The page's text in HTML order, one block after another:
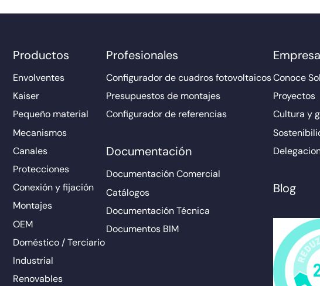
Productos
Envolventes
Kaiser
Pequeño material
Mecanismos
Canales
Protecciones
Conexión y fijación
Montajes
OEM
Doméstico / Terciario
Industrial
Renovables
Profesionales
Configurador de cuadros fotovoltaicos
Presupuestos de montajes
Configurador de referencias
Documentación
Documentación Comercial
Catálogos
Documentación Técnica
Documentos BIM
Empresa
Conoce
Proyectos
Cultura y
Blog